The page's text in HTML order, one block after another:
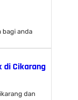
bagi anda
di Cikarang
dan